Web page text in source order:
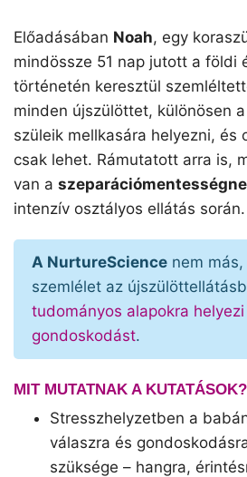
Előadásában Noah, egy
mindössze 51 nap jutott a földi
történetén keresztül
minden újszülöttet, különösen
szüleik mellkasára helyezni,
csak lehet. Rámutatott arra is,
van a
intenzív osztályos ellátás során.
A NurtureScience nem
szemlélet az
tudományos alapokra
gondoskodást.
MIT MUTATNAK A KUTATÁSOK?
Stresszhelyzetben a
válaszra és
szüksége – hangra,